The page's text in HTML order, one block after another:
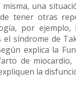
una
tener otras
por
síndrome de
explica la
de
la